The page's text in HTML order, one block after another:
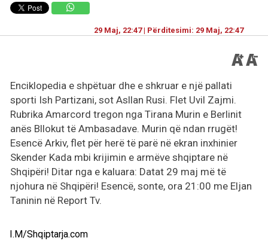
29 Maj, 22:47 | Përditesimi: 29 Maj, 22:47
Enciklopedia e shpëtuar dhe e shkruar e një pallati
sporti Ish Partizani, sot Asllan Rusi. Flet Uvil Zajmi.
Rubrika Amarcord tregon nga Tirana Murin e Berlinit
anës Bllokut të Ambasadave. Murin që ndan rrugët!
Esencë Arkiv, flet për herë të parë në ekran inxhinier
Skender Kada mbi krijimin e armëve shqiptare në
Shqipëri! Ditar nga e kaluara: Datat 29 maj më të
njohura në Shqipëri! Esencë, sonte, ora 21:00 me Eljan
Taninin në Report Tv.
I.M/Shqiptarja.com